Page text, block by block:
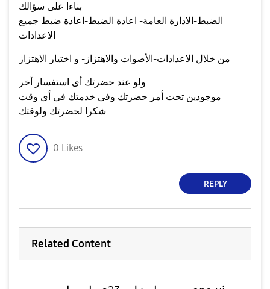
بناءا على سؤالك
الضبط-الادارة العامة- اعادة الضبط-اعادة ضبط جميع
الاعدادات
من خلال الاعدادات-الأصوات والاهتزاز- و اختيار الاهتزاز
ولو عند حضرتك أى استفسار أخر
موجودين تحت أمر حضرتك وفى خدمتك فى أى وقت
شكرا لحضرتك ولوقتك
0 Likes
REPLY
Related Content